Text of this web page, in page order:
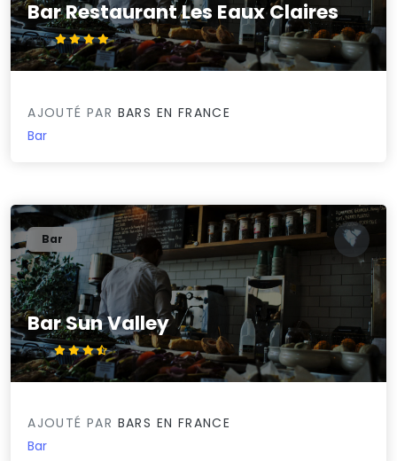
Bar Restaurant Les Eaux Claires
4.4/5
AJOUTÉ PAR BARS EN FRANCE
Bar
Bar Sun Valley
3.7/5
Bar
AJOUTÉ PAR BARS EN FRANCE
Bar